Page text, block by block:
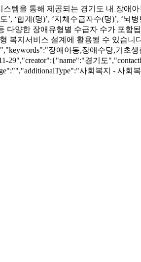
템을 통해 제공되는 경기도 내 장애
‘합계(명)’, ‘지체수급자수(명)’, ‘뇌
다양한 장애유형별 수급자 수가 포함
복지서비스 설계에 활용될 수 있습니
장애아동,장애수당,기초
29","creator":{"name":"경기도
사회복지 - 사회